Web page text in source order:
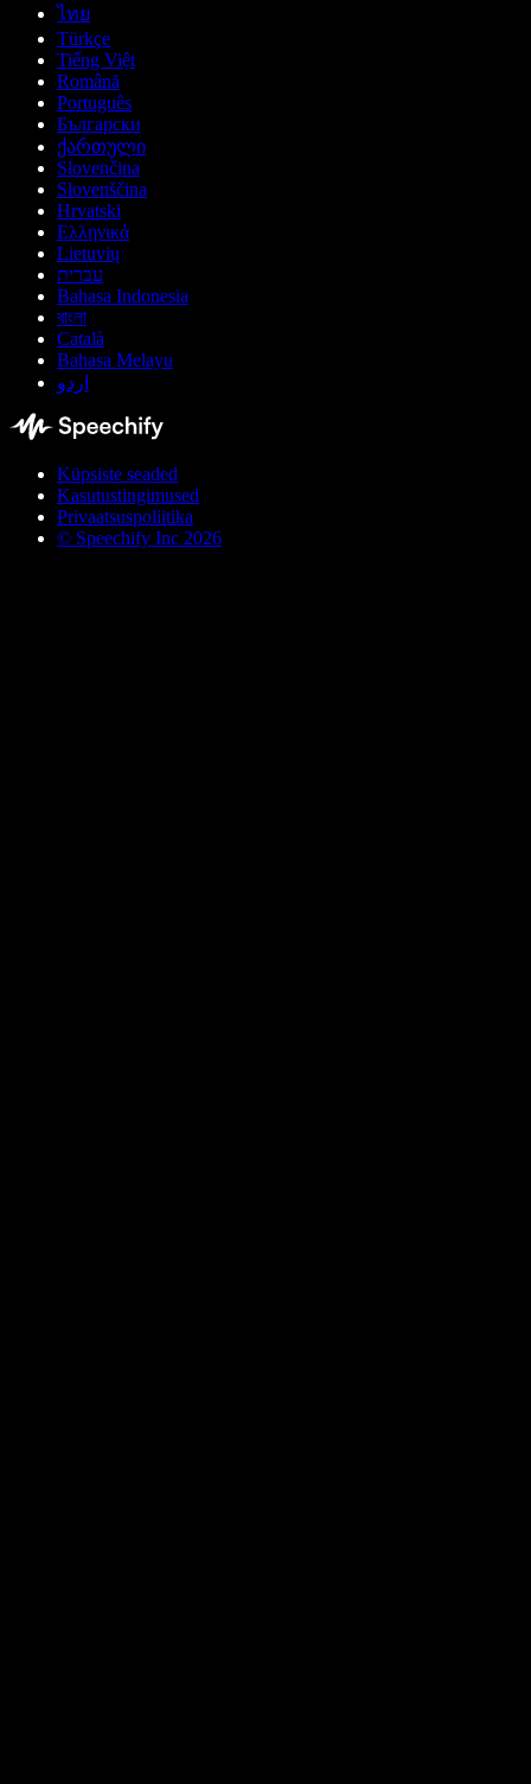
ไทย
Türkçe
Tiếng Việt
Română
Português
Български
ქართული
Slovenčina
Slovenščina
Hrvatski
Ελληνικά
Lietuvių
עברית
Bahasa Indonesia
বাংলা
Català
Bahasa Melayu
اردو
Küpsiste seaded
Kasutustingimused
Privaatsuspoliitika
© Speechify Inc 2026